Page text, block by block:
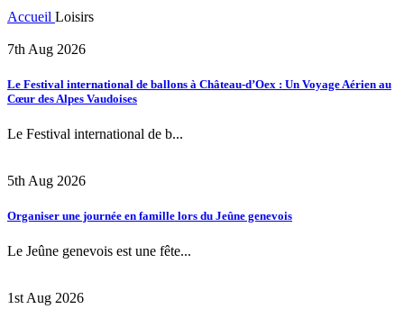
Accueil Loisirs
7th Aug 2026
Le Festival international de ballons à Château-d’Oex : Un Voyage Aérien au
Cœur des Alpes Vaudoises
Le Festival international de b...
5th Aug 2026
Organiser une journée en famille lors du Jeûne genevois
Le Jeûne genevois est une fête...
1st Aug 2026